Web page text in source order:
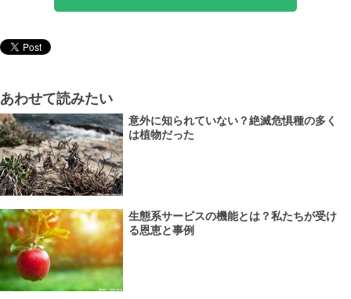
あわせて読みたい
意外に知られていない？絶滅危惧種の多く
は植物だった
生態系サービスの機能とは？私たちが受け
る恩恵と事例